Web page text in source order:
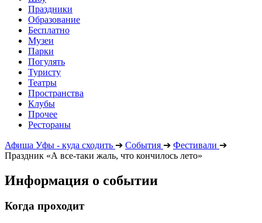
Праздники
Образование
Бесплатно
Музеи
Парки
Погулять
Туристу
Театры
Пространства
Клубы
Прочее
Рестораны
Афиша Уфы - куда сходить ➔ События ➔ Фестивали ➔
Праздник «А все-таки жаль, что кончилось лето»
Информация о событии
Когда проходит